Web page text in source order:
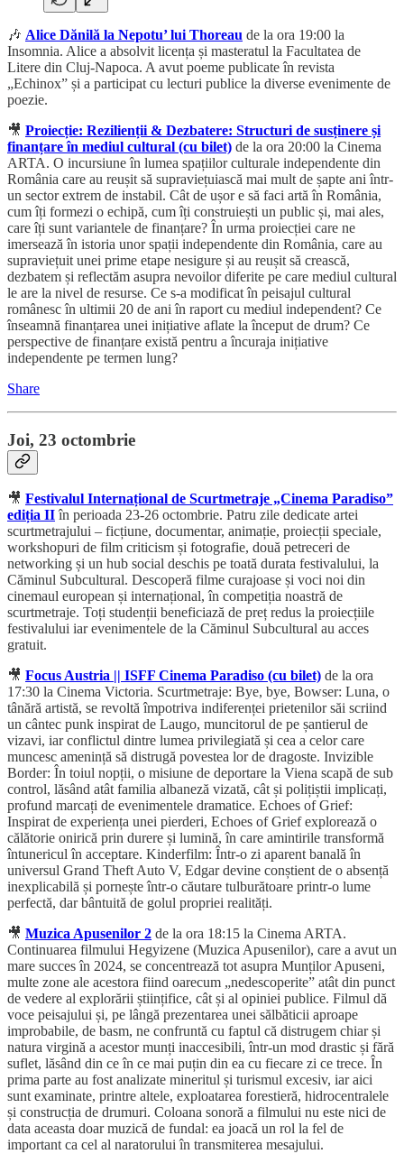
🎶 Alice Dănilă la Nepotu’ lui Thoreau de la ora 19:00 la
Insomnia. Alice a absolvit licența și masteratul la Facultatea de
Litere din Cluj-Napoca. A avut poeme publicate în revista
„Echinox” și a participat cu lecturi publice la diverse evenimente de
poezie.
🎥 Proiecție: Rezilienții & Dezbatere: Structuri de susținere și
finanțare în mediul cultural (cu bilet) de la ora 20:00 la Cinema
ARTA. O incursiune în lumea spațiilor culturale independente din
România care au reușit să supraviețuiască mai mult de șapte ani într-
un sector extrem de instabil. Cât de ușor e să faci artă în România,
cum îți formezi o echipă, cum îți construiești un public și, mai ales,
care îți sunt variantele de finanțare? În urma proiecției care ne
imersează în istoria unor spații independente din România, care au
supraviețuit unei prime etape nesigure și au reușit să crească,
dezbatem și reflectăm asupra nevoilor diferite pe care mediul cultural
le are la nivel de resurse. Ce s-a modificat în peisajul cultural
românesc în ultimii 20 de ani în raport cu mediul independent? Ce
înseamnă finanțarea unei inițiative aflate la început de drum? Ce
perspective de finanțare există pentru a încuraja inițiative
independente pe termen lung?
Share
Joi, 23 octombrie
🎥 Festivalul Internațional de Scurtmetraje „Cinema Paradiso”
ediția IIîn perioada 23-26 octombrie. Patru zile dedicate artei
scurtmetrajului – ficțiune, documentar, animație, proiecții speciale,
workshopuri de film criticism și fotografie, două petreceri de
networking și un hub social deschis pe toată durata festivalului, la
Căminul Subcultural. Descoperă filme curajoase și voci noi din
cinemaul european și internațional, în competiția noastră de
scurtmetraje. Toți studenții beneficiază de preț redus la proiecțiile
festivalului iar evenimentele de la Căminul Subcultural au acces
gratuit.
🎥 Focus Austria || ISFF Cinema Paradiso (cu bilet) de la ora
17:30 la Cinema Victoria. Scurtmetraje: Bye, bye, Bowser: Luna, o
tânără artistă, se revoltă împotriva indiferenței prietenilor săi scriind
un cântec punk inspirat de Laugo, muncitorul de pe șantierul de
vizavi, iar conflictul dintre lumea privilegiată și cea a celor care
muncesc amenință să distrugă povestea lor de dragoste. Invizible
Border: În toiul nopții, o misiune de deportare la Viena scapă de sub
control, lăsând atât familia albaneză vizată, cât și polițiștii implicați,
profund marcați de evenimentele dramatice. Echoes of Grief:
Inspirat de experiența unei pierderi, Echoes of Grief explorează o
călătorie onirică prin durere și lumină, în care amintirile transformă
întunericul în acceptare. Kinderfilm: Într-o zi aparent banală în
universul Grand Theft Auto V, Edgar devine conștient de o absență
inexplicabilă și pornește într-o căutare tulburătoare printr-o lume
perfectă, dar bântuită de golul propriei realități.
🎥 Muzica Apusenilor 2 de la ora 18:15 la Cinema ARTA.
Continuarea filmului Hegyizene (Muzica Apusenilor), care a avut un
mare succes în 2024, se concentrează tot asupra Munților Apuseni,
multe zone ale acestora fiind oarecum „nedescoperite” atât din punct
de vedere al explorării științifice, cât și al opiniei publice. Filmul dă
voce peisajului și, pe lângă prezentarea unei sălbăticii aproape
improbabile, de basm, ne confruntă cu faptul că distrugem chiar și
natura virgină a acestor munți inaccesibili, într-un mod drastic și fără
suflet, lăsând din ce în ce mai puțin din ea cu fiecare zi ce trece. În
prima parte au fost analizate mineritul și turismul excesiv, iar aici
sunt examinate, printre altele, exploatarea forestieră, hidrocentralele
și construcția de drumuri. Coloana sonoră a filmului nu este nici de
data aceasta doar muzică de fundal: ea joacă un rol la fel de
important ca cel al naratorului în transmiterea mesajului.